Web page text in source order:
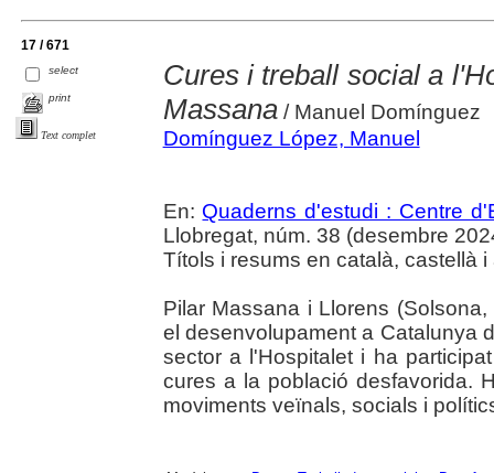
17 / 671
select
print
Text complet
Cures i treball social a
Massana/ Manuel Domínguez
Domínguez López, Manuel
En: Quaderns d'estudi : Centre
Llobregat, núm. 38 (desembre
Títols i resums en català, castellà i
Pilar Massana i Llorens
el desenvolupament a Catalunya
sector a l'Hospitalet i ha
cures a la població desfavorida.
moviments veïnals, socials i